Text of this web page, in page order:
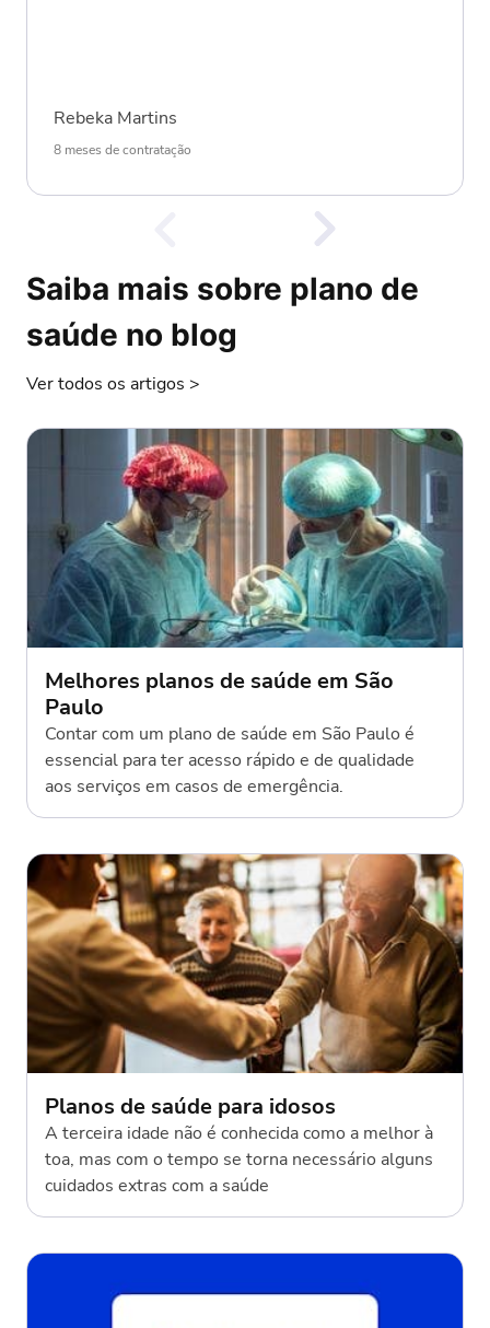
Rebeka Martins
8 meses de contratação
Saiba mais sobre plano de
saúde no blog
Ver todos os artigos >
Melhores planos de saúde em São
Paulo
Contar com um plano de saúde em São Paulo é
essencial para ter acesso rápido e de qualidade
aos serviços em casos de emergência.
Planos de saúde para idosos
A terceira idade não é conhecida como a melhor à
toa, mas com o tempo se torna necessário alguns
cuidados extras com a saúde